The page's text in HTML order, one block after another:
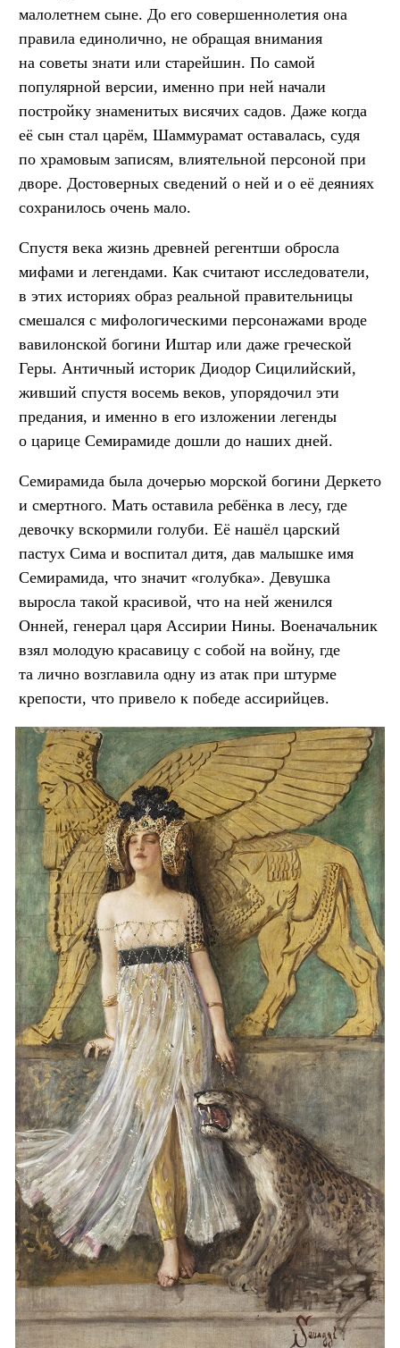
малолетнем сыне. До его совершеннолетия она
правила единолично, не обращая внимания
на советы знати или старейшин. По самой
популярной версии, именно при ней начали
постройку знаменитых висячих садов. Даже когда
её сын стал царём, Шаммурамат оставалась, судя
по храмовым записям, влиятельной персоной при
дворе. Достоверных сведений о ней и о её деяниях
сохранилось очень мало.
Спустя века жизнь древней регентши обросла
мифами и легендами. Как считают исследователи,
в этих историях образ реальной правительницы
смешался с мифологическими персонажами вроде
вавилонской богини Иштар или даже греческой
Геры. Античный историк Диодор Сицилийский,
живший спустя восемь веков, упорядочил эти
предания, и именно в его изложении легенды
о царице Семирамиде дошли до наших дней.
Семирамида была дочерью морской богини Деркето
и смертного. Мать оставила ребёнка в лесу, где
девочку вскормили голуби. Её нашёл царский
пастух Сима и воспитал дитя, дав малышке имя
Семирамида, что значит «голубка». Девушка
выросла такой красивой, что на ней женился
Онней, генерал царя Ассирии Нины. Военачальник
взял молодую красавицу с собой на войну, где
та лично возглавила одну из атак при штурме
крепости, что привело к победе ассирийцев.